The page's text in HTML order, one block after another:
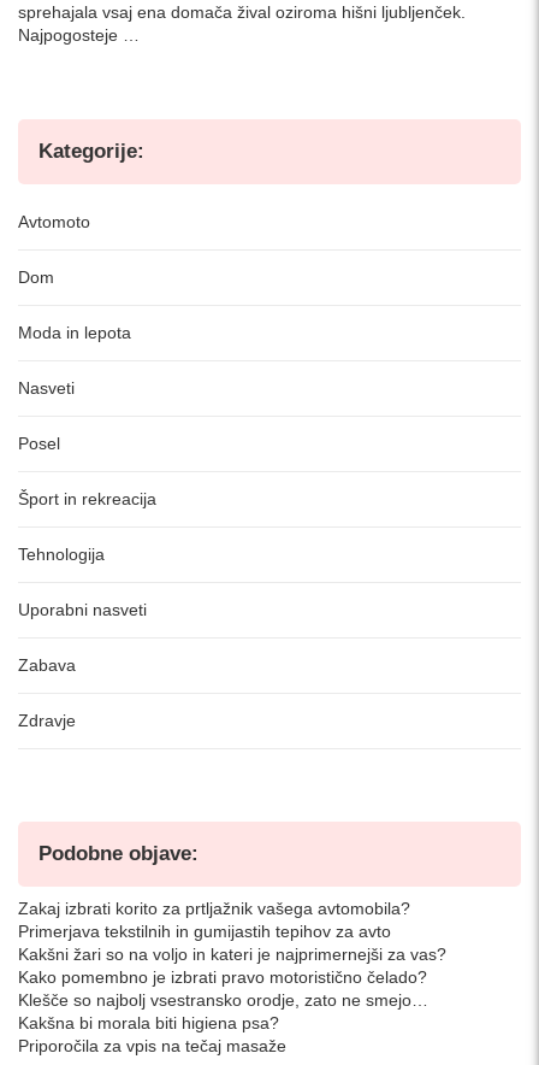
sprehajala vsaj ena domača žival oziroma hišni ljubljenček.
Najpogosteje …
Kategorije:
Avtomoto
Dom
Moda in lepota
Nasveti
Posel
Šport in rekreacija
Tehnologija
Uporabni nasveti
Zabava
Zdravje
Podobne objave:
Zakaj izbrati korito za prtljažnik vašega avtomobila?
Primerjava tekstilnih in gumijastih tepihov za avto
Kakšni žari so na voljo in kateri je najprimernejši za vas?
Kako pomembno je izbrati pravo motoristično čelado?
Klešče so najbolj vsestransko orodje, zato ne smejo…
Kakšna bi morala biti higiena psa?
Priporočila za vpis na tečaj masaže